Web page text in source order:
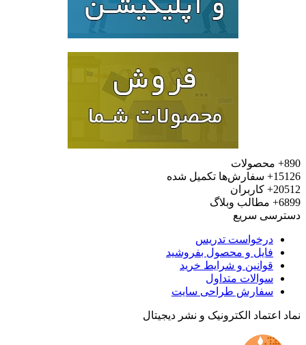
محصولات
سفارش‌ها تکمیل شده
کاربران
مطالب وبلاگ
سریع
درخواست تدریس
فایل و محصول بفروشید
قوانین و شرایط خرید
سوالات متداول
سفارش طراحی سایت
اعتماد الکترونیک و نشر دیجیتال